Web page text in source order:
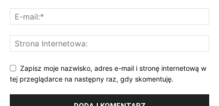
Zapisz moje nazwisko, adres e-mail i stronę internetową w
tej przeglądarce na następny raz, gdy skomentuję.